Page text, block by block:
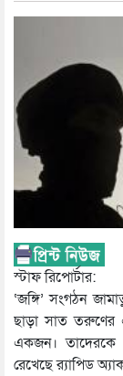
স্টাফ রিপোর্টার:
‘জঙ্গি’ সংগঠন
ছাড়া সাত তরুণের
একজন।
রেখেছে র‍্যাপিড